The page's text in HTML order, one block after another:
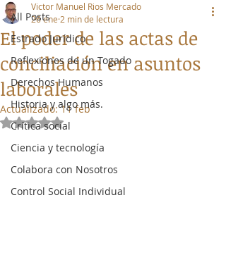
All Posts
Estrado Jurídico
Reflexiones de un Togado
Derechos Humanos
Historia y algo más.
Crítica social
Ciencia y tecnología
Colabora con Nosotros
Control Social Individual
El poder de las actas de
conciliación en asuntos
laborales
Victor Manuel Rios Mercado
26 ene 2 min de lectura
Actualizado:11 feb
Obtuvo NaN de 5 estrellas.